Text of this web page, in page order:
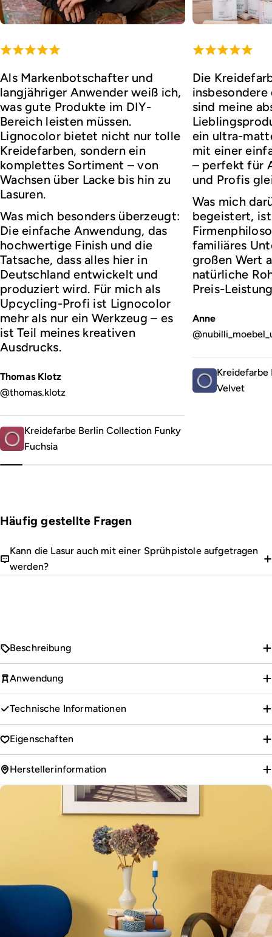
Als Markenbotschafter und
langjähriger Anwender weiß ich,
was gute Produkte im DIY-
Bereich leisten müssen.
Lignocolor bietet nicht nur tolle
Kreidefarben, sondern ein
komplettes Sortiment – von
Wachsen über Lacke bis hin zu
Lasuren.
Was mich besonders überzeugt:
Die einfache Anwendung, das
hochwertige Finish und die
Tatsache, dass alles hier in
Deutschland entwickelt und
produziert wird. Für mich als
Upcycling-Profi ist Lignocolor
mehr als nur ein Werkzeug – es
ist Teil meines kreativen
Ausdrucks.
Thomas Klotz
@thomas.klotz
Kreidefarbe Berlin Collection Funky
Fuchsia
Die
sind meine
ein ultra-
mit einer
– perfekt für
und Profis
Was mich
begeistert,
familiäres
großen Wert
natürliche
Preis-
Anne
Kreidefarbe
Velvet
Häufig gestellte Fragen
Kann die Lasur auch mit einer Sprühpistole aufgetragen
werden?
Beschreibung
Anwendung
Technische Informationen
Eigenschaften
Herstellerinformation